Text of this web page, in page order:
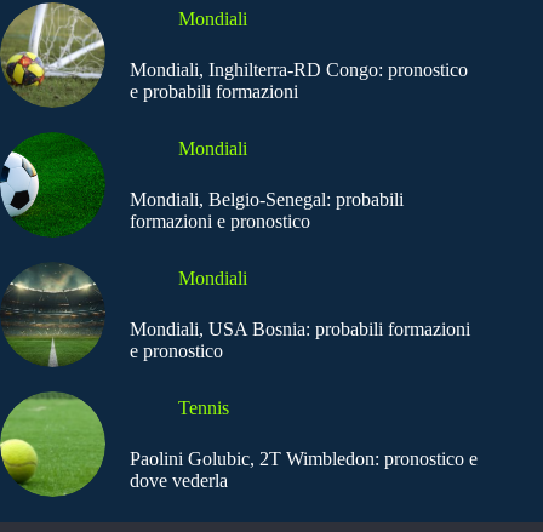
Mondiali
Mondiali, Inghilterra-RD Congo: pronostico
e probabili formazioni
Mondiali
Mondiali, Belgio-Senegal: probabili
formazioni e pronostico
Mondiali
Mondiali, USA Bosnia: probabili formazioni
e pronostico
Tennis
Paolini Golubic, 2T Wimbledon: pronostico e
dove vederla